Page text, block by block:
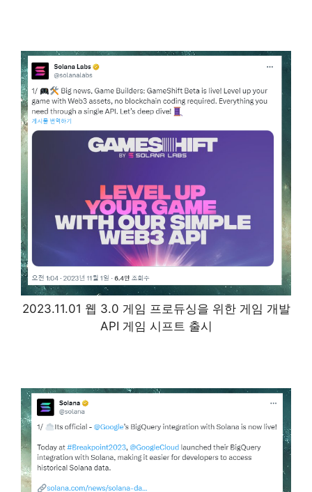
2023.11.01 웹 3.0 게임 프로듀싱을 위한 게임 개발
API 게임 시프트 출시